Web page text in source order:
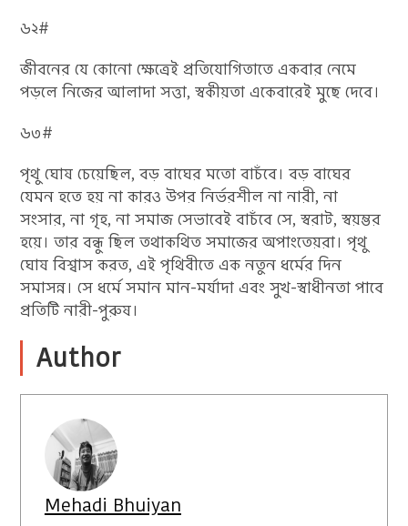
৬২#
জীবনের যে কোনো ক্ষেত্রেই প্রতিযোগিতাতে একবার নেমে
পড়লে নিজের আলাদা সত্তা, স্বকীয়তা একেবারেই মুছে দেবে।
৬৩#
পৃথু ঘোষ চেয়েছিল, বড় বাঘের মতো বাচঁবে। বড় বাঘের
যেমন হতে হয় না কারও উপর নির্ভরশীল না নারী, না
সংসার, না গৃহ, না সমাজ সেভাবেই বাচঁবে সে, স্বরাট, স্বয়ম্ভর
হয়ে। তার বন্ধু ছিল তথাকথিত সমাজের অপাংতেয়রা। পৃথু
ঘোষ বিশ্বাস করত, এই পৃথিবীতে এক নতুন ধর্মের দিন
সমাসন্ন। সে ধর্মে সমান মান-মর্যাদা এবং সুখ-স্বাধীনতা পাবে
প্রতিটি নারী-পুরুষ।
Author
Mehadi Bhuiyan